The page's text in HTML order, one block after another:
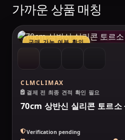
가까운 상품 매칭
MAKELOVEDOLL
구매 가능 여부 확인
CLMCLIMAX
결제 전 최종 견적 확인 필요
70cm 상반신 실리콘 토르소
Verification pending